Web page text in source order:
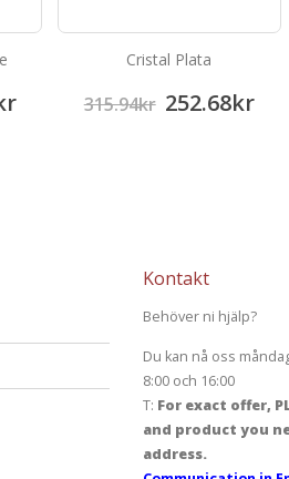
Cristal Plata
315.94kr 252.68kr
Kontakt
Behöver ni hjälp?
Du kan nå oss
8:00 och 16:00
T: For exact offer,
and product you
address.